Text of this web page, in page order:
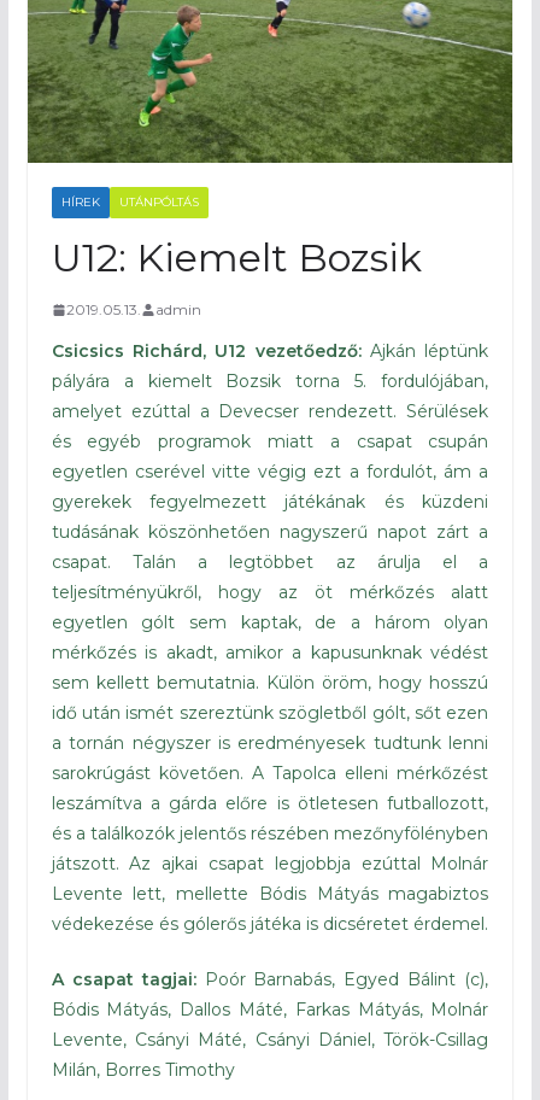
HÍREK UTÁNPÓLTÁS
U12: Kiemelt Bozsik
2019.05.13. admin
Csicsics Richárd, U12 vezetőedző:Ajkán léptünk
pályára a kiemelt Bozsik torna 5. fordulójában,
amelyet ezúttal a Devecser rendezett. Sérülések
és egyéb programok miatt a csapat csupán
egyetlen cserével vitte végig ezt a fordulót, ám a
gyerekek fegyelmezett játékának és küzdeni
tudásának köszönhetően nagyszerű napot zárt a
csapat. Talán a legtöbbet az árulja el a
teljesítményükről, hogy az öt mérkőzés alatt
egyetlen gólt sem kaptak, de a három olyan
mérkőzés is akadt, amikor a kapusunknak védést
sem kellett bemutatnia. Külön öröm, hogy hosszú
idő után ismét szereztünk szögletből gólt, sőt ezen
a tornán négyszer is eredményesek tudtunk lenni
sarokrúgást követően. A Tapolca elleni mérkőzést
leszámítva a gárda előre is ötletesen futballozott,
és a találkozók jelentős részében mezőnyfölényben
játszott. Az ajkai csapat legjobbja ezúttal Molnár
Levente lett, mellette Bódis Mátyás magabiztos
védekezése és gólerős játéka is dicséretet érdemel.
A csapat tagjai:Poór Barnabás, Egyed Bálint (c),
Bódis Mátyás, Dallos Máté, Farkas Mátyás, Molnár
Levente, Csányi Máté, Csányi Dániel, Török-Csillag
Milán, Borres Timothy